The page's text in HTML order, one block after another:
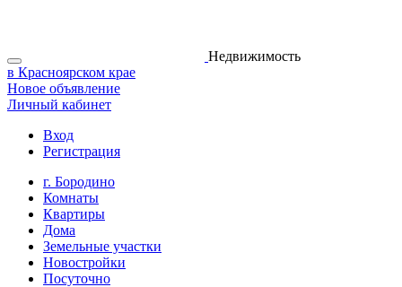
Недвижимость
в Красноярском крае
Новое объявление
Личный кабинет
Вход
Регистрация
г. Бородино
Комнаты
Квартиры
Дома
Земельные участки
Новостройки
Посуточно